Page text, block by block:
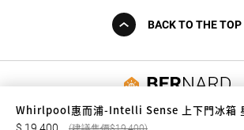
Whirlpool惠而浦-Intelli Sense 上下門冰箱
BACK TO THE TOP
友誠購物